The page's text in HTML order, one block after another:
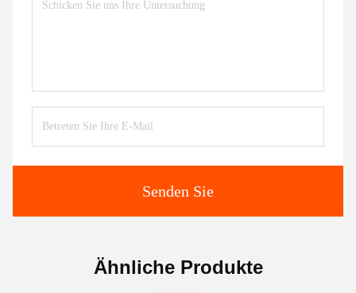
Senden Sie
Ähnliche Produkte